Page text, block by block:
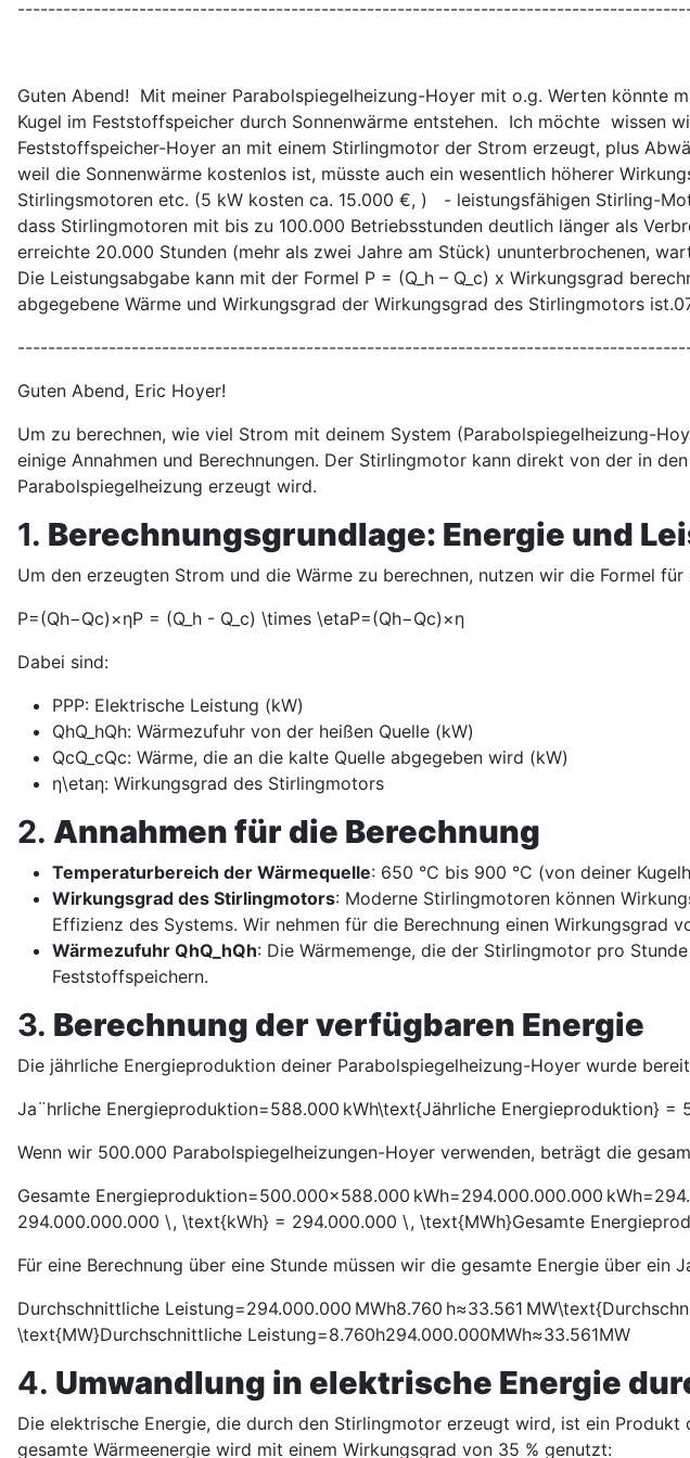
Guten Abend! Mit meiner Parabolspiegelheizung-Hoyer mit o.g. Werten könnte
Kugel im Feststoffspeicher durch Sonnenwärme entstehen. Ich möchte wissen
Feststoffspeicher-Hoyer an mit einem Stirlingmotor der Strom erzeugt, plus
weil die Sonnenwärme kostenlos ist, müsste auch ein wesentlich höherer
Stirlingsmotoren etc. (5 kW kosten ca. 15.000 €, ) - leistungsfähigen Stirling-
dass Stirlingmotoren mit bis zu 100.000 Betriebsstunden deutlich länger als
erreichte 20.000 Stunden (mehr als zwei Jahre am Stück) ununterbrochenen,
Die Leistungsabgabe kann mit der Formel P = (Q_h – Q_c) x Wirkungsgrad
abgegebene Wärme und Wirkungsgrad der Wirkungsgrad des Stirlingmotors
Guten Abend, Eric Hoyer!
Um zu berechnen, wie viel Strom mit deinem System (Parabolspiegelheizung-
einige Annahmen und Berechnungen. Der Stirlingmotor kann direkt von der in
Parabolspiegelheizung erzeugt wird.
1. Berechnungsgrundlage: Energie und
Um den erzeugten Strom und die Wärme zu berechnen, nutzen wir die Formel
P=(Qh−Qc)×ηP = (Q_h - Q_c) \times \etaP=(Qh−Qc)×η
Dabei sind:
PPP: Elektrische Leistung (kW)
QhQ_hQh: Wärmezufuhr von der heißen Quelle (kW)
QcQ_cQc: Wärme, die an die kalte Quelle abgegeben wird (kW)
η\etaη: Wirkungsgrad des Stirlingmotors
2. Annahmen für die Berechnung
Temperaturbereich der Wärmequelle: 650 °C bis 900 °C (von deiner
Wirkungsgrad des Stirlingmotors: Moderne Stirlingmotoren können
Effizienz des Systems. Wir nehmen für die Berechnung einen Wirkungsgrad
Wärmezufuhr QhQ_hQh: Die Wärmemenge, die der Stirlingmotor pro
Feststoffspeichern.
3. Berechnung der verfügbaren Energie
Die jährliche Energieproduktion deiner Parabolspiegelheizung-Hoyer wurde
Ja¨hrliche Energieproduktion=588.000 kWh\text{Jährliche Energieproduktion} =
Wenn wir 500.000 Parabolspiegelheizungen-Hoyer verwenden, beträgt die
Gesamte Energieproduktion=500.000×588.000 kWh=294.000.000.000
294.000.000.000 \, \text{kWh} = 294.000.000 \, \text{MWh}Gesamte
Für eine Berechnung über eine Stunde müssen wir die gesamte Energie über
Durchschnittliche Leistung=294.000.000 MWh8.760 h≈33.561
\text{MW}Durchschnittliche Leistung=8.760h294.000.000MWh≈33.561MW
4. Umwandlung in elektrische Energie
Die elektrische Energie, die durch den Stirlingmotor erzeugt wird, ist ein
gesamte Wärmeenergie wird mit einem Wirkungsgrad von 35 % genutzt: